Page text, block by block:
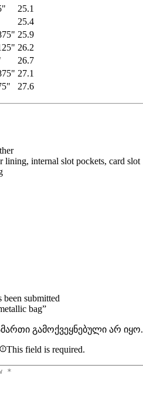
25.1
25.4
25.9
26.2
26.7
27.1
27.6
lining, internal slot pockets, card slot
submitted
bag”
გამოქვეყნებული არ იყო.
This field is required.